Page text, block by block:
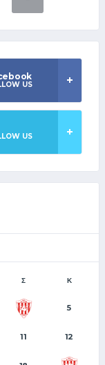
US
US
Σ Κ
4 5
11 12